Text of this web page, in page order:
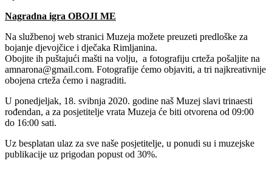
Nagradna igra OBOJI ME
Na službenoj web stranici Muzeja možete preuzeti predloške za
bojanje djevojčice i dječaka Rimljanina.
Obojite ih puštajući mašti na volju, a fotografiju crteža pošaljite na
amnarona@gmail.com. Fotografije ćemo objaviti, a tri najkreativnije
obojena crteža ćemo i nagraditi.
U ponedjeljak, 18. svibnja 2020. godine naš Muzej slavi trinaesti
rođendan, a za posjetitelje vrata Muzeja će biti otvorena od 09:00
do 16:00 sati.
Uz besplatan ulaz za sve naše posjetitelje, u ponudi su i muzejske
publikacije uz prigodan popust od 30%.